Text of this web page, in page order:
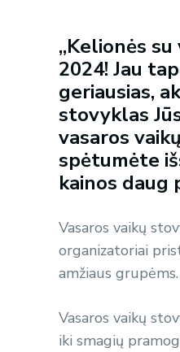
„Kelionės
2024! Jau
geriausias,
stovyklas
vasaros
spėtumėte
kainos daug
Vasaros vaikų
organizatoriai
amžiaus grupėms.
Vasaros vaikų
iki smagių